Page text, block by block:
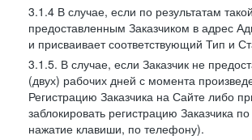
3.1.4 В случае, если по результатам
предоставленным Заказчиком в адрес
и присваивает соответствующий Тип и
3.1.5. В случае, если Заказчик не
(двух) рабочих дней с момента
Регистрацию Заказчика на Сайте либо
заблокировать регистрацию Заказчика
нажатие клавиши, по телефону).